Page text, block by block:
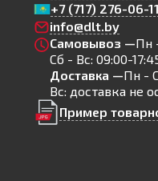
+7 (717) 276-06-11
info@dlt.by
Самовывоз —Пн
Сб - Вс: 09:00-
Доставка —Пн -
Вс: доставка не
Пример